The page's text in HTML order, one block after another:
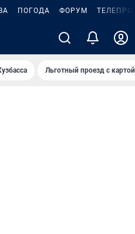
ПОГОДА ФОРУМ
Льготный проезд с